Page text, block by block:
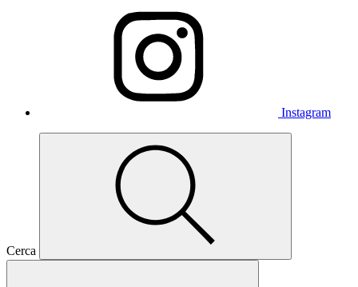
Instagram
Cerca